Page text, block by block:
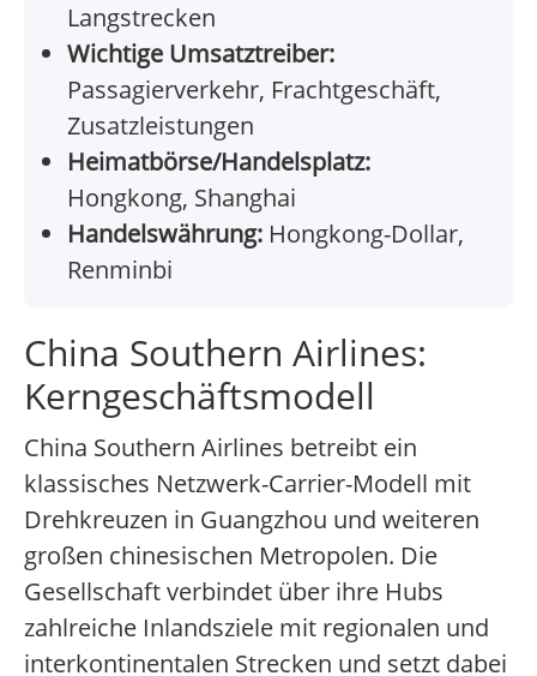
Langstrecken
Wichtige Umsatztreiber:
Passagierverkehr, Frachtgeschäft,
Zusatzleistungen
Heimatbörse/Handelsplatz:
Hongkong, Shanghai
Handelswährung: Hongkong-Dollar,
Renminbi
China Southern Airlines:
Kerngeschäftsmodell
China Southern Airlines betreibt ein
klassisches Netzwerk-Carrier-Modell mit
Drehkreuzen in Guangzhou und weiteren
großen chinesischen Metropolen. Die
Gesellschaft verbindet über ihre Hubs
zahlreiche Inlandsziele mit regionalen und
interkontinentalen Strecken und setzt dabei